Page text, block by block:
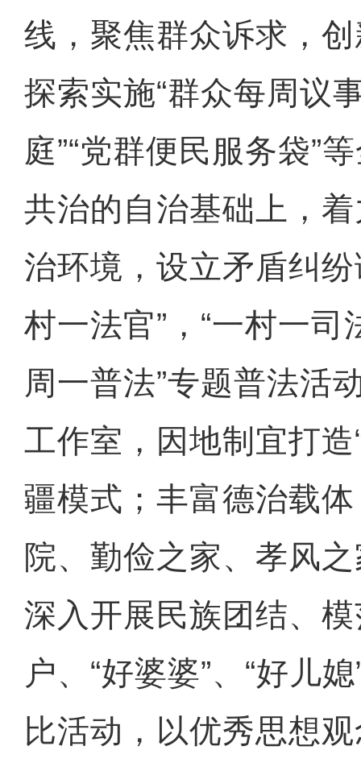
线，聚焦群众诉求，
探索实施“群众每周议
庭”“党群便民服务袋”
共治的自治基础上，
治环境，设立矛盾纠
村一法官”，“一村一司
周一普法”专题普法活
工作室，因地制宜打造
疆模式；丰富德治载
院、勤俭之家、孝风
深入开展民族团结、
户、“好婆婆”、“好儿
比活动，以优秀思想